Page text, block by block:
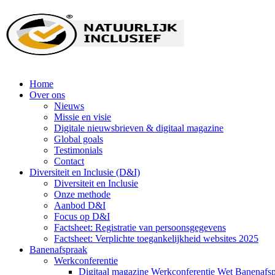
Home
Over ons
Nieuws
Missie en visie
Digitale nieuwsbrieven & digitaal magazine
Global goals
Testimonials
Contact
Diversiteit en Inclusie (D&I)
Diversiteit en Inclusie
Onze methode
Aanbod D&I
Focus op D&I
Factsheet: Registratie van persoonsgegevens
Factsheet: Verplichte toegankelijkheid websites 2025
Banenafspraak
Werkconferentie
Digitaal magazine Werkconferentie Wet